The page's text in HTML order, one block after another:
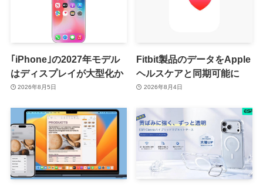
｢iPhone｣の2027年モデル
はディスプレイが大型化か
2026年8月5日
Fitbit製品のデータをApple
ヘルスケアと同期可能に
2026年8月4日